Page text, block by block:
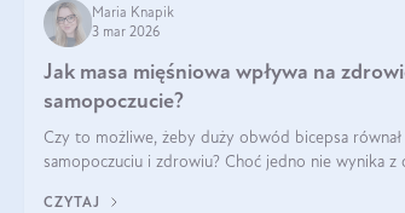
Maria Knapik
3 mar 2026
Jak masa mięśniowa wpływa na
samopoczucie?
Czy to możliwe, żeby duży obwód bicepsa
samopoczuciu i zdrowiu? Choć jedno nie wynika z
CZYTAJ